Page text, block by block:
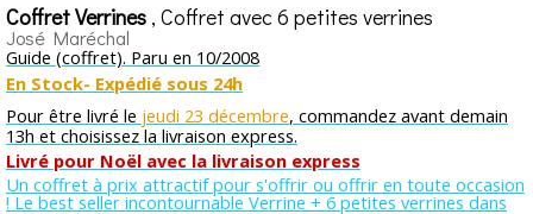
Coffret Verrines , Coffret avec 6 petites verrines
José Maréchal
Guide (coffret). Paru en 10/2008
En Stock- Expédié sous 24h
Pour être livré le jeudi 23 décembre, commandez avant demain
13h et choisissez la livraison express.
Livré pour Noël avec la livraison express
Un coffret à prix attractif pour s'offrir ou offrir en toute occasion
! Le best seller incontournable Verrine + 6 petites verrines dans